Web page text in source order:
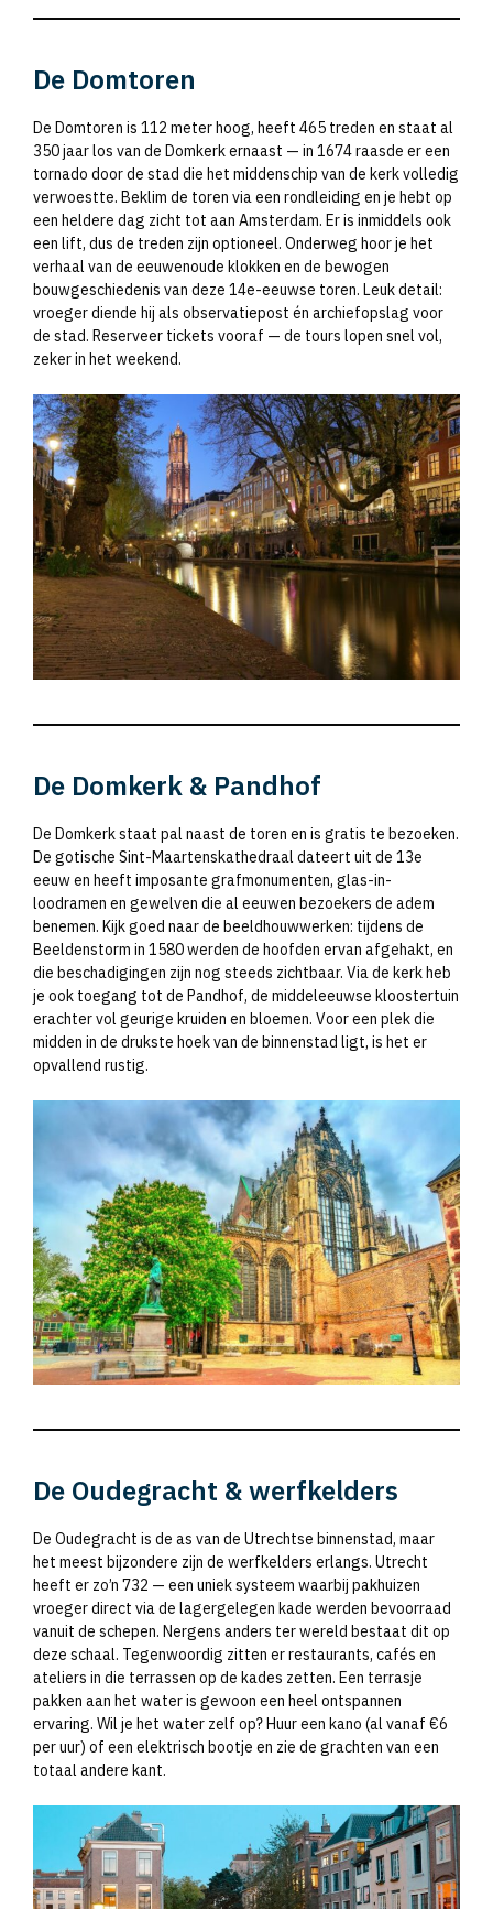
De Domtoren
De Domtoren is 112 meter hoog, heeft 465 treden en staat al
350 jaar los van de Domkerk ernaast — in 1674 raasde er een
tornado door de stad die het middenschip van de kerk volledig
verwoestte. Beklim de toren via een rondleiding en je hebt op
een heldere dag zicht tot aan Amsterdam. Er is inmiddels ook
een lift, dus de treden zijn optioneel. Onderweg hoor je het
verhaal van de eeuwenoude klokken en de bewogen
bouwgeschiedenis van deze 14e-eeuwse toren. Leuk detail:
vroeger diende hij als observatiepost én archiefopslag voor
de stad. Reserveer tickets vooraf — de tours lopen snel vol,
zeker in het weekend.
De Domkerk & Pandhof
De Domkerk staat pal naast de toren en is gratis te bezoeken.
De gotische Sint-Maartenskathedraal dateert uit de 13e
eeuw en heeft imposante grafmonumenten, glas-in-
loodramen en gewelven die al eeuwen bezoekers de adem
benemen. Kijk goed naar de beeldhouwwerken: tijdens de
Beeldenstorm in 1580 werden de hoofden ervan afgehakt, en
die beschadigingen zijn nog steeds zichtbaar. Via de kerk heb
je ook toegang tot de Pandhof, de middeleeuwse kloostertuin
erachter vol geurige kruiden en bloemen. Voor een plek die
midden in de drukste hoek van de binnenstad ligt, is het er
opvallend rustig.
De Oudegracht & werfkelders
De Oudegracht is de as van de Utrechtse binnenstad, maar
het meest bijzondere zijn de werfkelders erlangs. Utrecht
heeft er zo’n 732 — een uniek systeem waarbij pakhuizen
vroeger direct via de lagergelegen kade werden bevoorraad
vanuit de schepen. Nergens anders ter wereld bestaat dit op
deze schaal. Tegenwoordig zitten er restaurants, cafés en
ateliers in die terrassen op de kades zetten. Een terrasje
pakken aan het water is gewoon een heel ontspannen
ervaring. Wil je het water zelf op? Huur een kano (al vanaf €6
per uur) of een elektrisch bootje en zie de grachten van een
totaal andere kant.